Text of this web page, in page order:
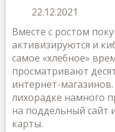
22.12.2021
Вместе с ростом
активизируются и
самое «хлебное»
просматривают
интернет-
лихорадке намного
на поддельный сайт
карты.